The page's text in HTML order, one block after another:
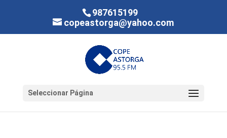
987615199
copeastorga@yahoo.com
Seleccionar Página